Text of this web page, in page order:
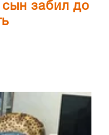
забил до